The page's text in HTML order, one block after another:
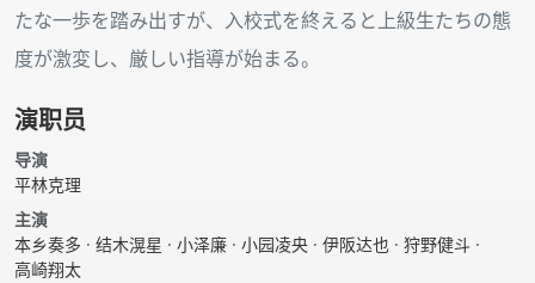
たな一歩を踏み出すが、入校式を終えると上級生たちの態
度が激変し、厳しい指導が始まる。
演职员
导演
平林克理
主演
本乡奏多 · 结木滉星 · 小泽廉 · 小园凌央 · 伊阪达也 · 狩野健斗 ·
高崎翔太